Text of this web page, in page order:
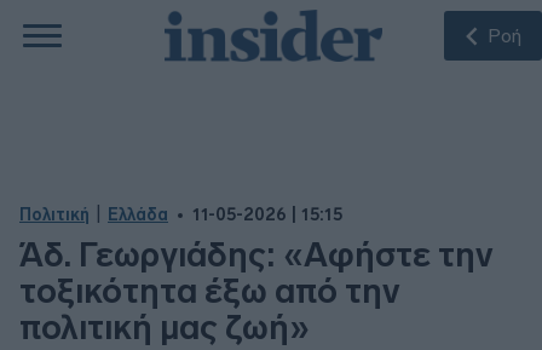
Ροή
Πολιτική Ελλάδα 11-05-2026 | 15:15
Άδ. Γεωργιάδης: «Αφήστε την
τοξικότητα έξω από την
πολιτική μας ζωή»